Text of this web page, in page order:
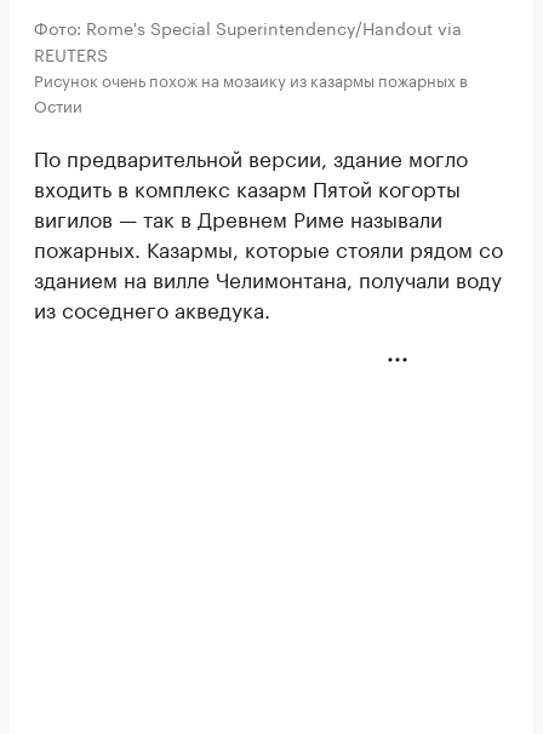
Фото: Rome's Special Superintendency/Handout via
REUTERS
Рисунок очень похож на мозаику из казармы пожарных в
Остии
По предварительной версии, здание могло
входить в комплекс казарм Пятой когорты
вигилов — так в Древнем Риме называли
пожарных. Казармы, которые стояли рядом со
зданием на вилле Челимонтана, получали воду
из соседнего акведука.